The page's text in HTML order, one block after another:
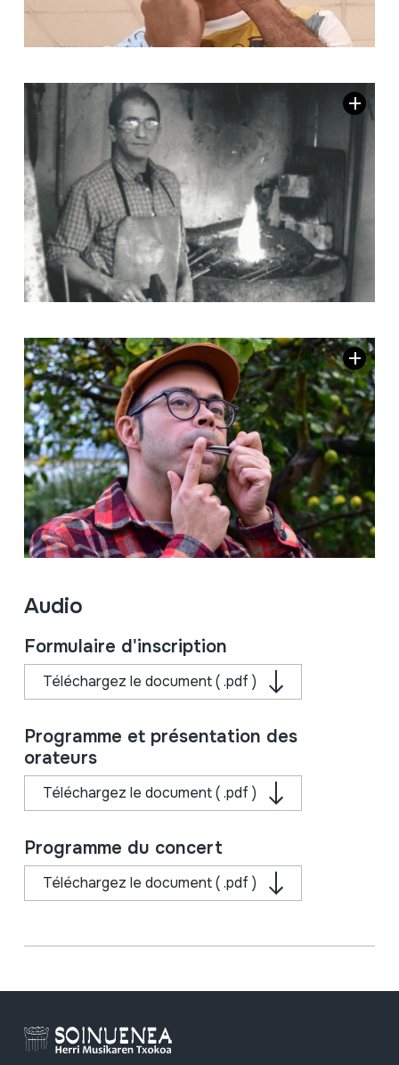
Audio
Formulaire d'inscription
Téléchargez le document ( .pdf )
Programme et présentation des
orateurs
Téléchargez le document ( .pdf )
Programme du concert
Téléchargez le document ( .pdf )